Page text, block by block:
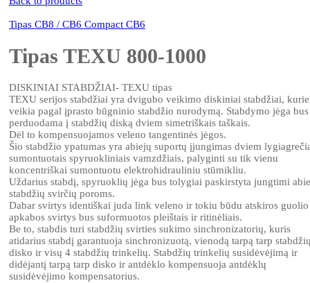
Tipas CB8 / CB6 Compact CB6
Tipas TEXU 800-1000
DISKINIAI STABDŽIAI- TEXU tipas
TEXU serijos stabdžiai yra dvigubo veikimo diskiniai stabdžiai, kurie
veikia pagal įprasto būgninio stabdžio nurodymą. Stabdymo jėga bus
perduodama į stabdžių diską dviem simetriškais taškais.
Dėl to kompensuojamos veleno tangentinės jėgos.
Šio stabdžio ypatumas yra abiejų suportų įjungimas dviem
sumontuotais spyruokliniais vamzdžiais, palyginti su tik vienu
koncentriškai sumontuotu elektrohidrauliniu stūmikliu.
Uždarius stabdį, spyruoklių jėga bus tolygiai paskirstyta jungtimi
stabdžių svirčių poroms.
Dabar svirtys identiškai juda link veleno ir tokiu būdu atskiros guolio
apkabos svirtys bus suformuotos pleištais ir ritinėliais.
Be to, stabdis turi stabdžių svirties sukimo sinchronizatorių, kuris
atidarius stabdį garantuoja sinchronizuotą, vienodą tarpą tarp
disko ir visų 4 stabdžių trinkelių. Stabdžių trinkelių susidėvėjimą ir
didėjantį tarpą tarp disko ir antdėklo kompensuoja antdėklų
susidėvėjimo kompensatorius.